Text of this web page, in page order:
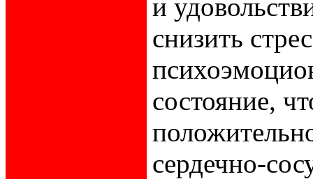
и
снизить
состояние,
сердечно-